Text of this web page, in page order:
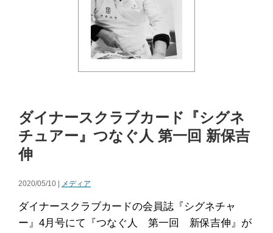
ダイナースクラブカード『シグネ
チュアー』つなぐ人 第一回 新保吉
伸
2020/05/10 | メディア
ダイナースクラブカードの会員誌『シグネチャ
ー』4月号にて『つなぐ人 第一回 新保吉伸』が